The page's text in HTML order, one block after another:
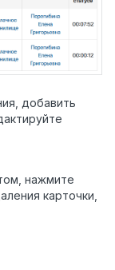
добавить
нажмите
карточки,